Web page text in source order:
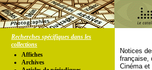
Recherches spécifiques dans les
collections
Affiches
Archives
Notices
française,
Cinéma et